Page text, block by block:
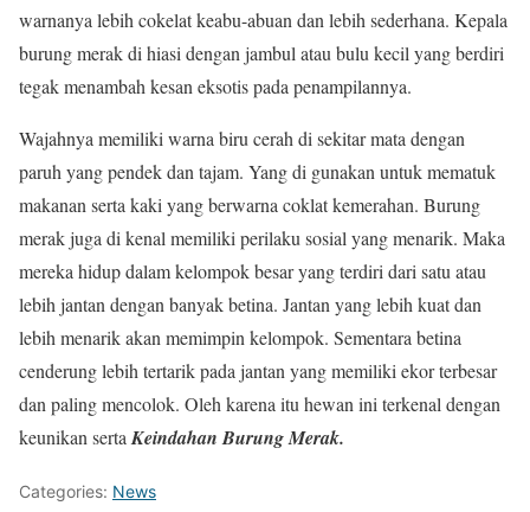
warnanya lebih cokelat keabu-abuan dan lebih sederhana. Kepala
burung merak di hiasi dengan jambul atau bulu kecil yang berdiri
tegak menambah kesan eksotis pada penampilannya.
Wajahnya memiliki warna biru cerah di sekitar mata dengan
paruh yang pendek dan tajam. Yang di gunakan untuk mematuk
makanan serta kaki yang berwarna coklat kemerahan. Burung
merak juga di kenal memiliki perilaku sosial yang menarik. Maka
mereka hidup dalam kelompok besar yang terdiri dari satu atau
lebih jantan dengan banyak betina. Jantan yang lebih kuat dan
lebih menarik akan memimpin kelompok. Sementara betina
cenderung lebih tertarik pada jantan yang memiliki ekor terbesar
dan paling mencolok. Oleh karena itu hewan ini terkenal dengan
keunikan serta Keindahan Burung Merak.
Categories: News